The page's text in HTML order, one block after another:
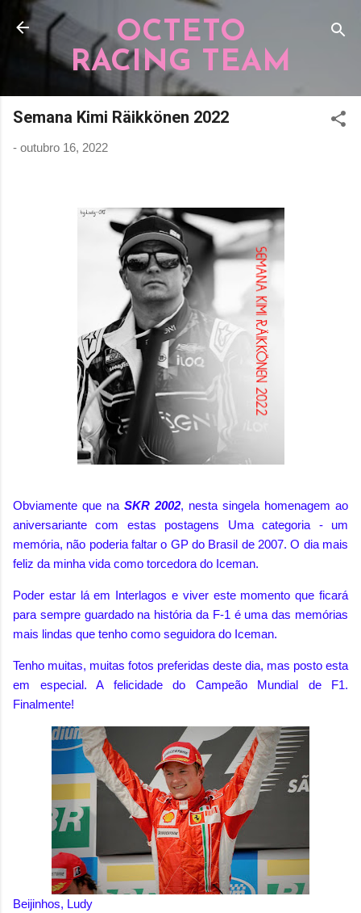
Pular para o conteúdo principal
OCTETO
RACING TEAM
Semana Kimi Räikkönen 2022
- outubro 16, 2022
Obviamente que na SKR 2002, nesta singela homenagem ao
aniversariante com estas postagens Uma categoria - um
memória, não poderia faltar o GP do Brasil de 2007. O dia mais
feliz da minha vida como torcedora do Iceman.
Poder estar lá em Interlagos e viver este momento que ficará
para sempre guardado na história da F-1 é uma das memórias
mais lindas que tenho como seguidora do Iceman.
Tenho muitas, muitas fotos preferidas deste dia, mas posto esta
em especial. A felicidade do Campeão Mundial de F1.
Finalmente!
Beijinhos, Ludy